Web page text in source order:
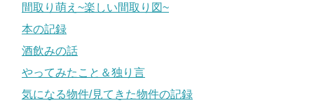
間取り萌え~楽しい間取り図~
本の記録
酒飲みの話
やってみたこと＆独り言
気になる物件/見てきた物件の記録